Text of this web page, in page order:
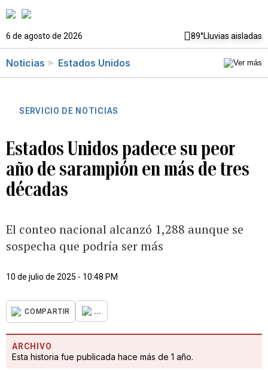
6 de agosto de 2026 89°Lluvias aisladas
Noticias Estados Unidos
SERVICIO DE NOTICIAS
Estados Unidos padece su peor
año de sarampión en más de tres
décadas
El conteo nacional alcanzó 1,288 aunque se
sospecha que podría ser más
10 de julio de 2025 - 10:48 PM
COMPARTIR ...
ARCHIVO
Esta historia fue publicada hace más de 1 año.